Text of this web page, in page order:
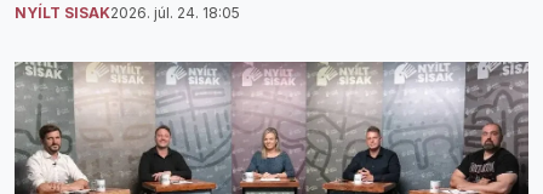
NYÍLT SISAK2026. júl. 24. 18:05